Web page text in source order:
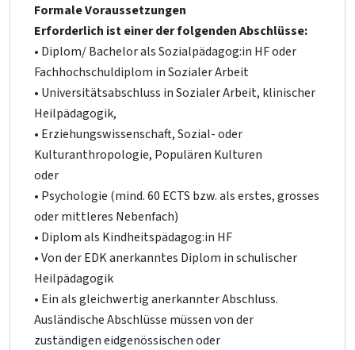
Formale Voraussetzungen
Erforderlich ist einer der folgenden Abschlüsse:
• Diplom/ Bachelor als Sozialpädagog:in HF oder
Fachhochschuldiplom in Sozialer Arbeit
• Universitätsabschluss in Sozialer Arbeit, klinischer
Heilpädagogik,
• Erziehungswissenschaft, Sozial- oder
Kulturanthropologie, Populären Kulturen
oder
• Psychologie (mind. 60 ECTS bzw. als erstes, grosses
oder mittleres Nebenfach)
• Diplom als Kindheitspädagog:in HF
• Von der EDK anerkanntes Diplom in schulischer
Heilpädagogik
• Ein als gleichwertig anerkannter Abschluss.
Ausländische Abschlüsse müssen von der
zuständigen eidgenössischen oder